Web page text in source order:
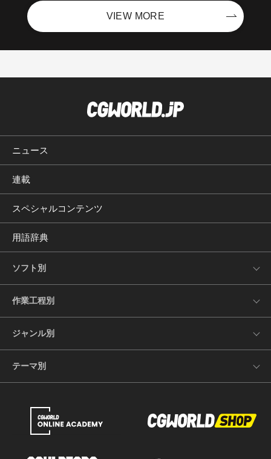
VIEW MORE
ニュース
連載
スペシャルコンテンツ
用語辞典
ソフト別
作業工程別
ジャンル別
テーマ別